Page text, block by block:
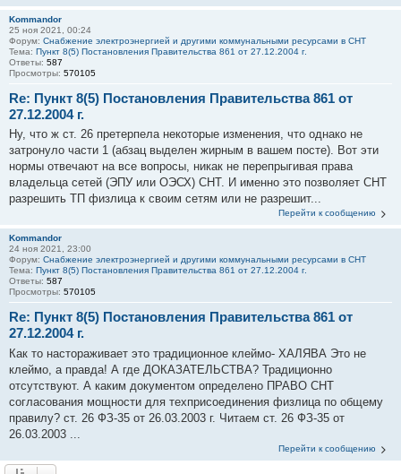
Kommandor
25 ноя 2021, 00:24
Форум: Снабжение электроэнергией и другими коммунальными ресурсами в СНТ
Тема: Пункт 8(5) Постановления Правительства 861 от 27.12.2004 г.
Ответы: 587
Просмотры: 570105
Re: Пункт 8(5) Постановления Правительства 861 от
27.12.2004 г.
Ну, что ж ст. 26 претерпела некоторые изменения, что однако не
затронуло части 1 (абзац выделен жирным в вашем посте). Вот эти
нормы отвечают на все вопросы, никак не перепрыгивая права
владельца сетей (ЭПУ или ОЭСХ) СНТ. И именно это позволяет СНТ
разрешить ТП физлица к своим сетям или не разрешит...
Перейти к сообщению
Kommandor
24 ноя 2021, 23:00
Форум: Снабжение электроэнергией и другими коммунальными ресурсами в СНТ
Тема: Пункт 8(5) Постановления Правительства 861 от 27.12.2004 г.
Ответы: 587
Просмотры: 570105
Re: Пункт 8(5) Постановления Правительства 861 от
27.12.2004 г.
Как то настораживает это традиционное клеймо- ХАЛЯВА Это не
клеймо, а правда! А где ДОКАЗАТЕЛЬСТВА? Традиционно
отсутствуют. А каким документом определено ПРАВО СНТ
согласования мощности для техприсоединения физлица по общему
правилу? ст. 26 ФЗ-35 от 26.03.2003 г. Читаем ст. 26 ФЗ-35 от
26.03.2003 ...
Перейти к сообщению